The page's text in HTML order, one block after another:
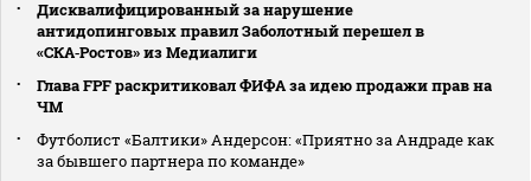
Дисквалифицированный за нарушение
антидопинговых правил Заболотный перешел в
«СКА‑Ростов» из Медиалиги
Глава FPF раскритиковал ФИФА за идею продажи прав на
ЧМ
Футболист «Балтики» Андерсон: «Приятно за Андраде как
за бывшего партнера по команде»